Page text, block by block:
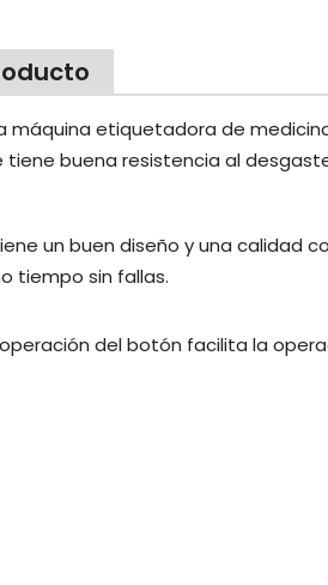
máquina etiquetadora de
buena resistencia al
un buen diseño y una calidad
tiempo sin fallas.
del botón facilita la